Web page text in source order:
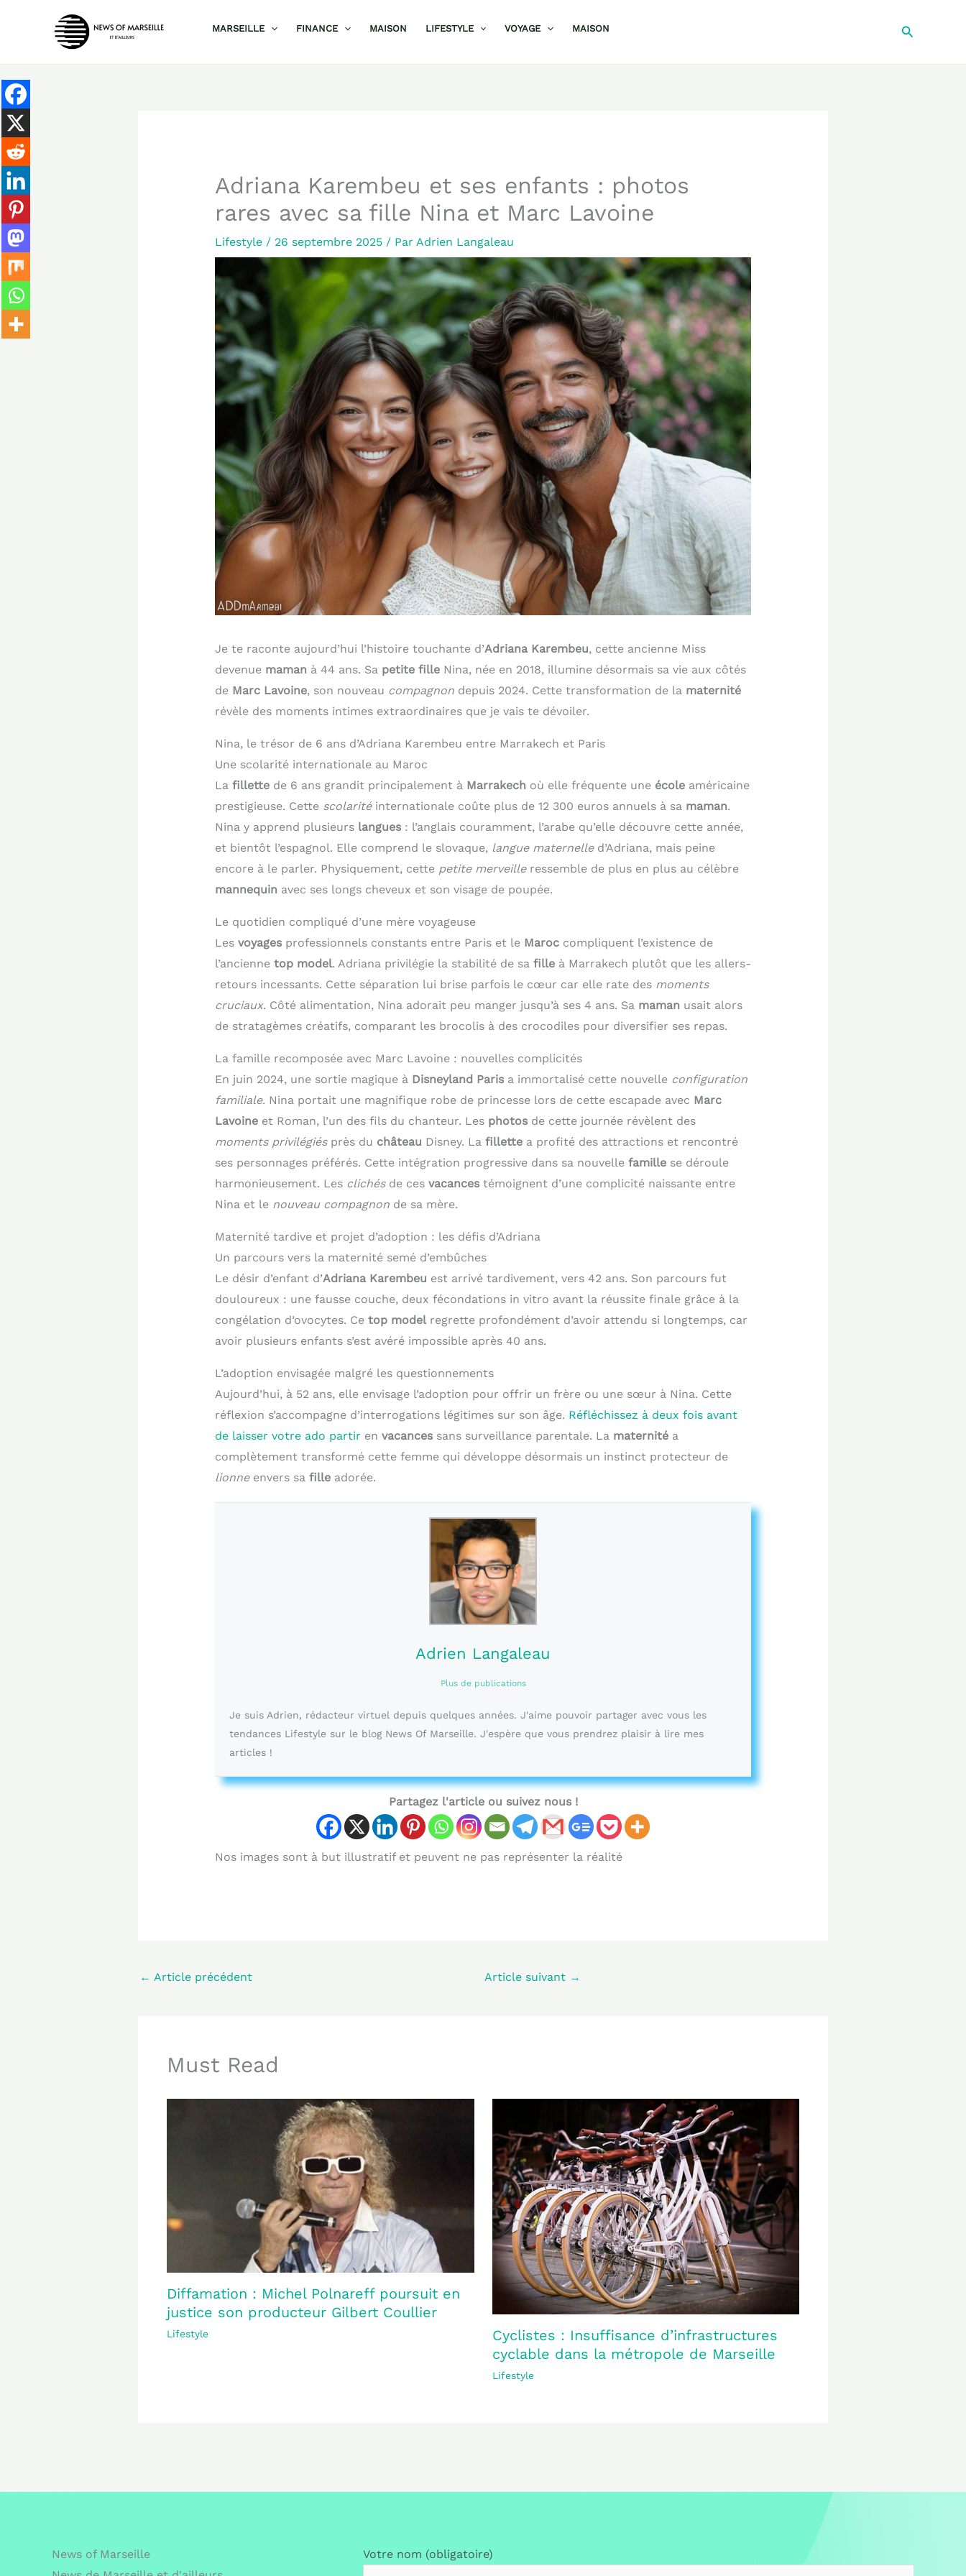
MARSEILLE FINANCE MAISON LIFESTYLE VOYAGE MAISON
Adriana Karembeu et ses enfants : photos
rares avec sa fille Nina et Marc Lavoine
Lifestyle/ 26 septembre 2025 / Par Adrien Langaleau
Je te raconte aujourd’hui l’histoire touchante d’Adriana Karembeu, cette ancienne Miss
devenue maman à 44 ans. Sa petite filleNina, née en 2018, illumine désormais sa vie aux côtés
de Marc Lavoine, son nouveau compagnondepuis 2024. Cette transformation de la maternité
révèle des moments intimes extraordinaires que je vais te dévoiler.
Nina, le trésor de 6 ans d’Adriana Karembeu entre Marrakech et Paris
Une scolarité internationale au Maroc
La fillettede 6 ans grandit principalement à Marrakech où elle fréquente une écoleaméricaine
prestigieuse. Cette scolaritéinternationale coûte plus de 12 300 euros annuels à sa maman.
Nina y apprend plusieurs langues: l’anglais couramment, l’arabe qu’elle découvre cette année,
et bientôt l’espagnol. Elle comprend le slovaque, langue maternelled’Adriana, mais peine
encore à le parler. Physiquement, cette petite merveilleressemble de plus en plus au célèbre
mannequin avec ses longs cheveux et son visage de poupée.
Le quotidien compliqué d’une mère voyageuse
Les voyagesprofessionnels constants entre Paris et le Maroccompliquent l’existence de
l’ancienne top model. Adriana privilégie la stabilité de sa filleà Marrakech plutôt que les allers-
retours incessants. Cette séparation lui brise parfois le cœur car elle rate des moments
cruciaux. Côté alimentation, Nina adorait peu manger jusqu’à ses 4 ans. Sa maman usait alors
de stratagèmes créatifs, comparant les brocolis à des crocodiles pour diversifier ses repas.
La famille recomposée avec Marc Lavoine : nouvelles complicités
En juin 2024, une sortie magique à Disneyland Parisa immortalisé cette nouvelle configuration
familiale. Nina portait une magnifique robe de princesse lors de cette escapade avec Marc
Lavoineet Roman, l’un des fils du chanteur. Les photosde cette journée révèlent des
moments privilégiésprès du château Disney. La fillettea profité des attractions et rencontré
ses personnages préférés. Cette intégration progressive dans sa nouvelle famillese déroule
harmonieusement. Les clichésde ces vacancestémoignent d’une complicité naissante entre
Nina et le nouveau compagnonde sa mère.
Maternité tardive et projet d’adoption : les défis d’Adriana
Un parcours vers la maternité semé d’embûches
Le désir d’enfant d’Adriana Karembeu est arrivé tardivement, vers 42 ans. Son parcours fut
douloureux : une fausse couche, deux fécondations in vitro avant la réussite finale grâce à la
congélation d’ovocytes. Ce top modelregrette profondément d’avoir attendu si longtemps, car
avoir plusieurs enfants s’est avéré impossible après 40 ans.
L’adoption envisagée malgré les questionnements
Aujourd’hui, à 52 ans, elle envisage l’adoption pour offrir un frère ou une sœur à Nina. Cette
réflexion s’accompagne d’interrogations légitimes sur son âge. Réfléchissez à deux fois avant
de laisser votre ado partir en vacancessans surveillance parentale. La maternitéa
complètement transformé cette femme qui développe désormais un instinct protecteur de
lionneenvers sa filleadorée.
Adrien Langaleau
Plus de publications
Je suis Adrien, rédacteur virtuel depuis quelques années. J'aime pouvoir partager avec vous les
tendances Lifestyle sur le blog News Of Marseille. J'espère que vous prendrez plaisir à lire mes
articles !
Partagez l'article ou suivez nous !
Nos images sont à but illustratif et peuvent ne pas représenter la réalité
← Article précédent Article suivant →
Must Read
Diffamation : Michel Polnareff poursuit en
justice son producteur Gilbert Coullier
Lifestyle
Cyclistes : Insuffisance d’infrastructures
cyclable dans la métropole de Marseille
Lifestyle
News of Marseille
Votre nom (obligatoire)